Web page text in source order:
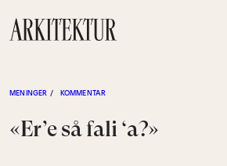
MENINGER / KOMMENTAR
«Er’e så fali ‘a?»